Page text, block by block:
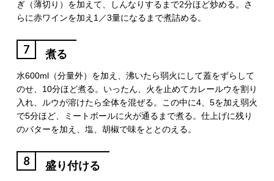
ぎ（薄切り）を加えて、しんなりするまで2分ほど炒める。さ
らに赤ワインを加え1／3量になるまで煮詰める。
7 煮る
水600ml（分量外）を加え、沸いたら弱火にして蓋をずらして
のせ、10分ほど煮る。いったん、火を止めてカレールウを割り
入れ、ルウが溶けたら全体を混ぜる。この中に4、5を加え弱火
で5分ほど、ミートボールに火が通るまで煮る。仕上げに残り
のバターを加え、塩、胡椒で味をととのえる。
8 盛り付ける